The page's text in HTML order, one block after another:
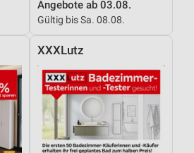
Angebote ab 03.08.
Gültig bis Sa. 08.08.
XXXLutz
aus verschiedenen
der Angebote
Daten zur Auswahl von